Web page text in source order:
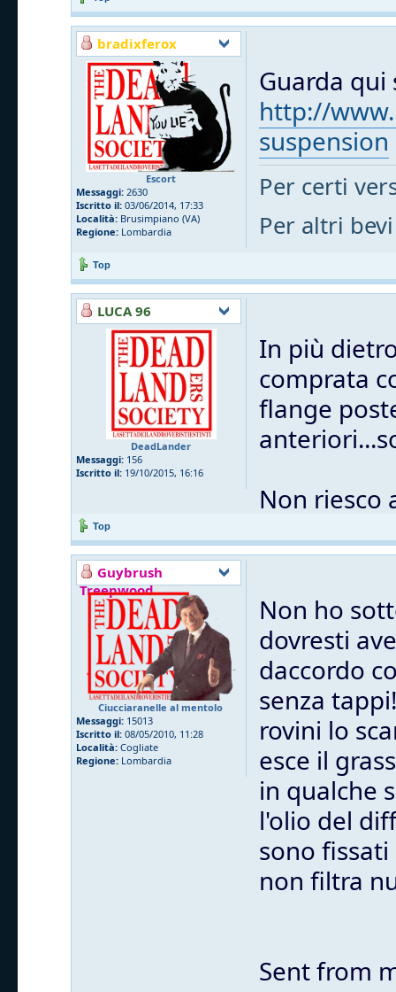
bradixferox
Escort
Messaggi: 2630
Iscritto il: 03/06/2014, 17:33
Località: Brusimpiano (VA)
Regione: Lombardia
Guarda qui
http://
suspension
Per certi
Per altri bevi
Top
LUCA 96
DeadLander
Messaggi: 156
Iscritto il: 19/10/2015, 16:16
In più
comprata
flange
Non riesco
Top
Guybrush
Treepwood
Ciucciaranelle al mentolo
Messaggi: 15013
Iscritto il: 08/05/2010, 11:28
Località: Cogliate
Regione: Lombardia
Non ho
dovresti
daccordo
senza
rovini lo
esce il
in qualche
l'olio del
sono
non filtra
Sent from